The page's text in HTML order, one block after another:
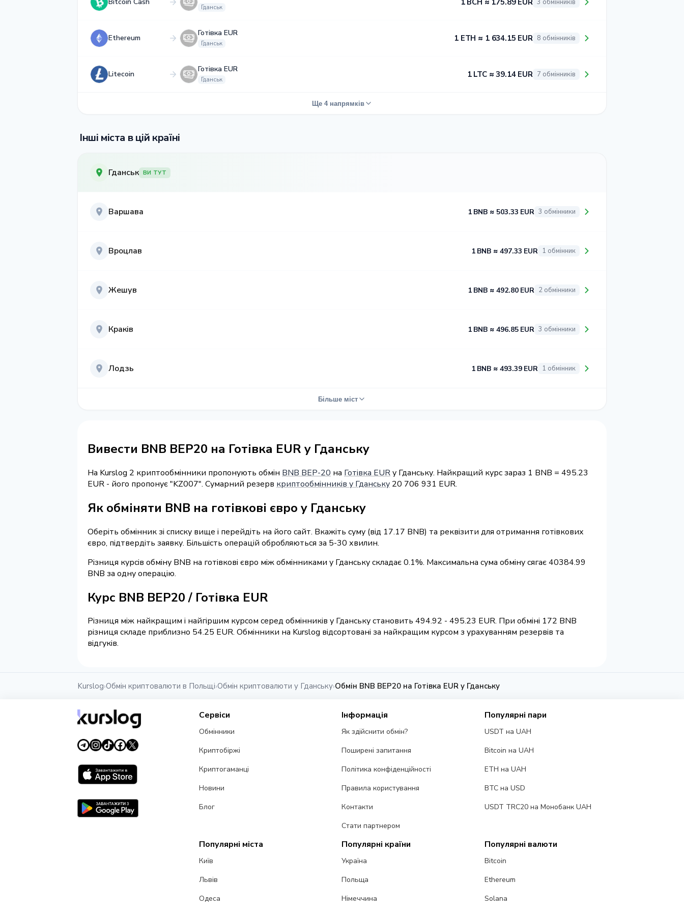
Гданськ
1 BCH ≈ 175.89 EUR 3 обмінників
Ethereum
Готівка EUR
Гданськ
1 ETH ≈ 1 634.15 EUR 8 обмінників
Litecoin
Готівка EUR
Гданськ
1 LTC ≈ 39.14 EUR 7 обмінників
Ще 4 напрямків
Інші міста в цій країні
Гданськ ВИ ТУТ
Варшава 1 BNB ≈ 503.33 EUR 3 обмінники
Вроцлав 1 BNB ≈ 497.33 EUR 1 обмінник
Жешув 1 BNB ≈ 492.80 EUR 2 обмінники
Краків 1 BNB ≈ 496.85 EUR 3 обмінники
Лодзь 1 BNB ≈ 493.39 EUR 1 обмінник
Більше міст
Вивести BNB BEP20 на Готівка EUR у Гданську
На Kurslog 2 криптообмінники пропонують обмін BNB BEP-20 на Готівка EURу Гданську. Найкращий курс зараз 1 BNB = 495.23
EUR - його пропонує "KZ007". Сумарний резерв криптообмінників у Гданську 20 706 931 EUR.
Як обміняти BNB на готівкові євро у Гданську
Оберіть обмінник зі списку вище і перейдіть на його сайт. Вкажіть суму (від 17.17 BNB) та реквізити для отримання готівкових
євро, підтвердіть заявку. Більшість операцій обробляються за 5-30 хвилин.
Різниця курсів обміну BNB на готівкові євро між обмінниками у Гданську складає 0.1%. Максимальна сума обміну сягає 40384.99
BNB за одну операцію.
Курс BNB BEP20 / Готівка EUR
Різниця між найкращим і найгіршим курсом серед обмінників у Гданську становить 494.92 - 495.23 EUR. При обміні 172 BNB
різниця складе приблизно 54.25 EUR. Обмінники на Kurslog відсортовані за найкращим курсом з урахуванням резервів та
відгуків.
Kurslog›Обмін криптовалюти в Польщі›Обмін криптовалюти у Гданську›Обмін BNB BEP20 на Готівка EUR у Гданську
Сервіси
Обмінники
Криптобіржі
Криптогаманці
Новини
Блог
Інформація
Як здійснити обмін?
Поширені запитання
Політика конфіденційності
Правила користування
Контакти
Стати партнером
Популярні пари
USDT на UAH
Bitcoin на UAH
ETH на UAH
BTC на USD
USDT TRC20 на Монобанк UAH
Популярні міста
Київ
Львів
Одеса
Популярні країни
Україна
Польща
Німеччина
Популярні валюти
Bitcoin
Ethereum
Solana